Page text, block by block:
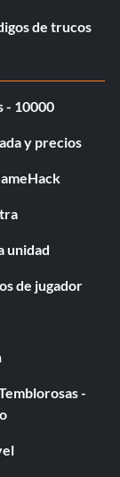
de trucos
- 10000
y precios
unidad
de jugador
-